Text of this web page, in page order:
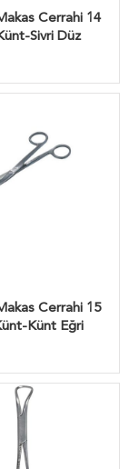
Cerrahi 14
Sivri Düz
Cerrahi 15
Künt Eğri